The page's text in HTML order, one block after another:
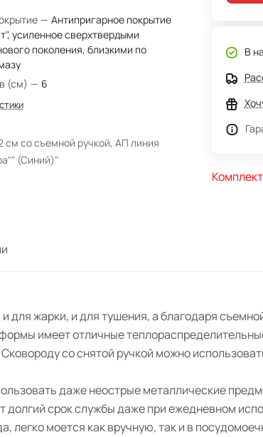
— Антипригарное покрытие
усиленное сверхтвердыми
поколения, близкими по
(см) — 6
см со съемной ручкой, АП линия
(Синий)"
В
жарки, и для тушения, а благодаря
имеет отличные
со снятой ручкой можно
даже неострые металлические
срок службы даже при ежедневном
легко моется как вручную, так и в